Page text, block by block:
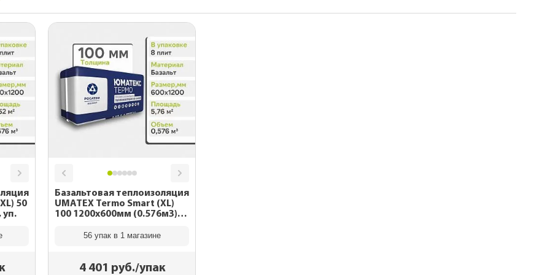
70 лет)
лет)
лет)
По назначению
с
и
для
50
уп.
Базальтовая теплоизоляция
UMATEX Termo Smart (XL)
100 1200x600мм (0.576м3),
56 упак в 1 магазине
4 401 руб./упак